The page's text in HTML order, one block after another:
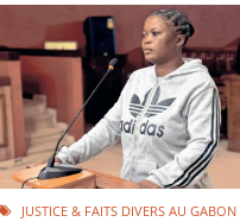
JUSTICE & FAITS DIVERS AU GABON